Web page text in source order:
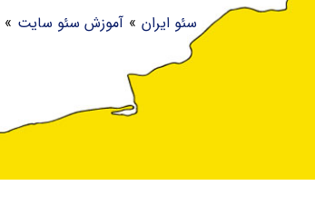
سئو ایران » آموزش سئو سایت »